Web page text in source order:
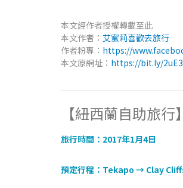
本文經作者授權轉載至此
本文作者： 艾蜜莉喜歡去旅行
作者粉專： https://
本文原網址： https://bit.ly/
【紐西蘭自助旅
旅行時間：2017年1月4日
預定行程：Tekapo → Clay